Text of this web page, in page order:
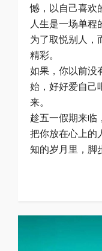
憾，以自己喜欢
人生是一场单程
为了取悦别人，
精彩。
如果，你以前没
始，好好爱自己
来。
趁五一假期来临
把你放在心上的
知的岁月里，脚